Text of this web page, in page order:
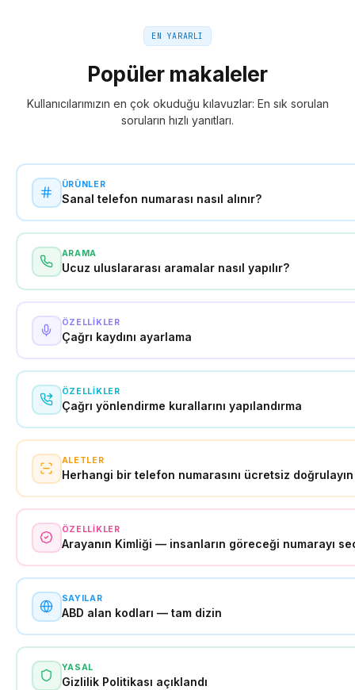
EN YARARLI
Popüler makaleler
Kullanıcılarımızın en çok okuduğu kılavuzlar: En sık sorulan
soruların hızlı yanıtları.
ÜRÜNLER
Sanal telefon numarası nasıl alınır?
ARAMA
Ucuz uluslararası aramalar nasıl yapılır?
ÖZELLIKLER
Çağrı kaydını ayarlama
ÖZELLIKLER
Çağrı yönlendirme kurallarını yapılandırma
ALETLER
Herhangi bir telefon numarasını ücretsiz doğrulayın
ÖZELLIKLER
Arayanın Kimliği — insanların göreceği numarayı
SAYILAR
ABD alan kodları — tam dizin
YASAL
Gizlilik Politikası açıklandı